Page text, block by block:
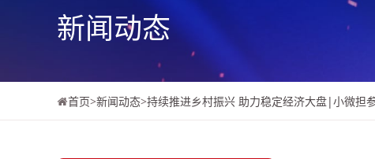
新闻动态
首页>新闻动态>持续推进乡村振兴 助力稳定经济大盘|小微担